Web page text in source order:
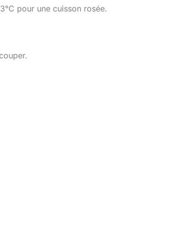
pour une cuisson rosée.